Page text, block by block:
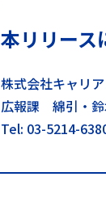
本リリース
株式会社キャリ
広報課 綿引・
Tel: 03-5214-